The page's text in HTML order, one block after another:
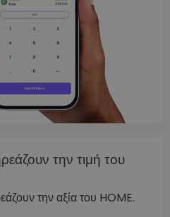
την τιμή του
την αξία του HOME.